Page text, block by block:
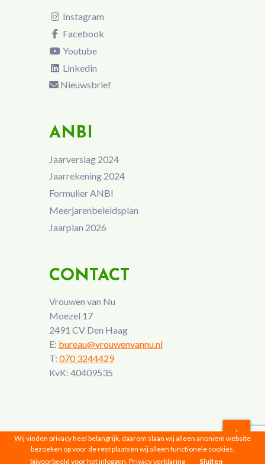
Instagram
Facebook
Youtube
Linkedin
Nieuwsbrief
ANBI
Jaarverslag 2024
Jaarrekening 2024
Formulier ANBI
Meerjarenbeleidsplan
Jaarplan 2026
CONTACT
Vrouwen van Nu
Moezel 17
2491 CV Den Haag
E: bureau@vrouwenvannu.nl
T: 070 3244429
KvK: 40409535
Vrouwen van Nu © 2026 |Privacyverklaring
Wij vinden privacy heel belangrijk, daarom slaan wij alleen anoniem website
bezoeken op voor de rest plaatsen wij alleen functionele cookies,
bijvoorbeeld voor het inloggen. Privacy verklaring Sluiten